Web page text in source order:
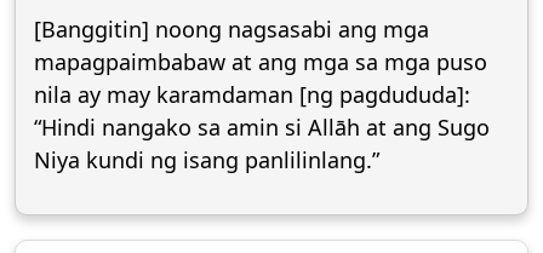
[Banggitin] noong nagsasabi ang mga
mapagpaimbabaw at ang mga sa mga puso
nila ay may karamdaman [ng pagdududa]:
“Hindi nangako sa amin si Allāh at ang Sugo
Niya kundi ng isang panlilinlang.”